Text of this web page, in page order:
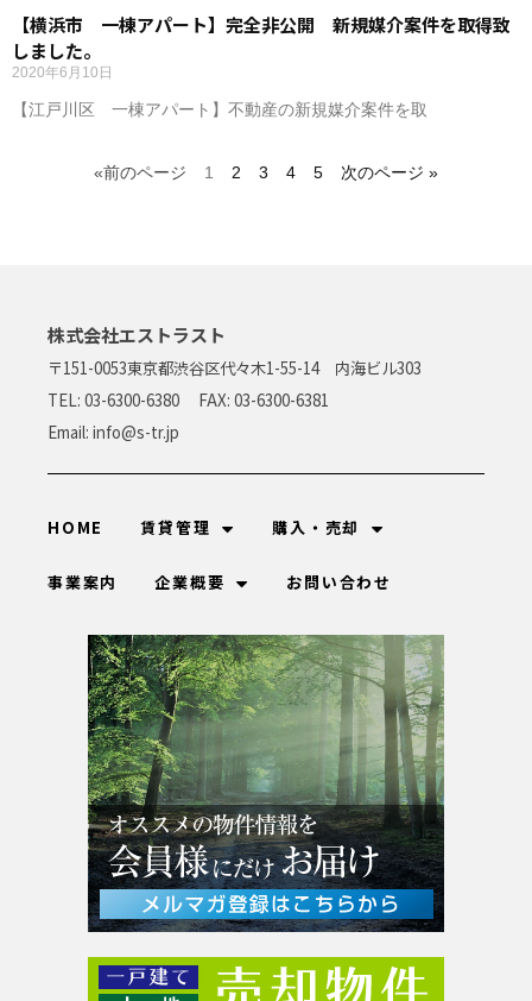
【横浜市 一棟アパート】完全非公開 新規媒介案件を取得致
しました。
2020年6月10日
【江戸川区 一棟アパート】不動産の新規媒介案件を取
«前のページ 1 2 3 4 5 次のページ »
株式会社エストラスト
〒151-0053東京都渋谷区代々木1-55-14 内海ビル303
TEL: 03-6300-6380 FAX: 03-6300-6381
Email: info@s-tr.jp
HOME 賃貸管理 購入・売却
事業案内 企業概要 お問い合わせ